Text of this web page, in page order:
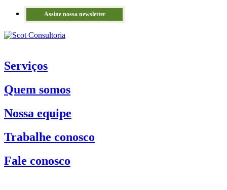
Assine nossa newsletter
Serviços
Quem somos
Nossa equipe
Trabalhe conosco
Fale conosco